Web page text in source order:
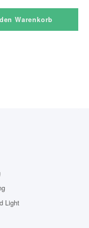
Warenkorb
Light